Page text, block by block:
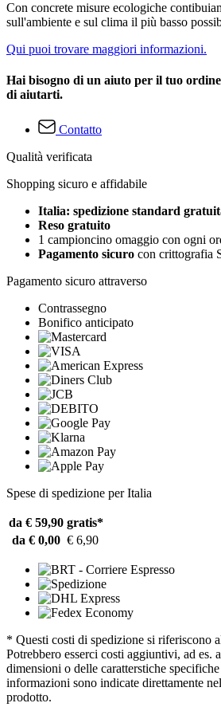
Con concrete misure ecologiche
sull'ambiente e sul clima il più basso
Qui puoi trovare maggiori informazioni.
Hai bisogno di un aiuto per il tuo
di aiutarti.
Contatto
Qualità verificata
Shopping sicuro e affidabile
Italia: spedizione standard
Reso gratuito
1 campioncino omaggio con ogni
Pagamento sicuro con crittografia
Pagamento sicuro attraverso
Contrassegno
Bonifico anticipato
Spese di spedizione per Italia
da € 59,90 gratis*
da € 0,00 € 6,90
* Questi costi di spedizione si riferiscono
Potrebbero esserci costi aggiuntivi, ad es.
dimensioni o delle caratterstiche
informazioni sono indicate direttamente
prodotto.